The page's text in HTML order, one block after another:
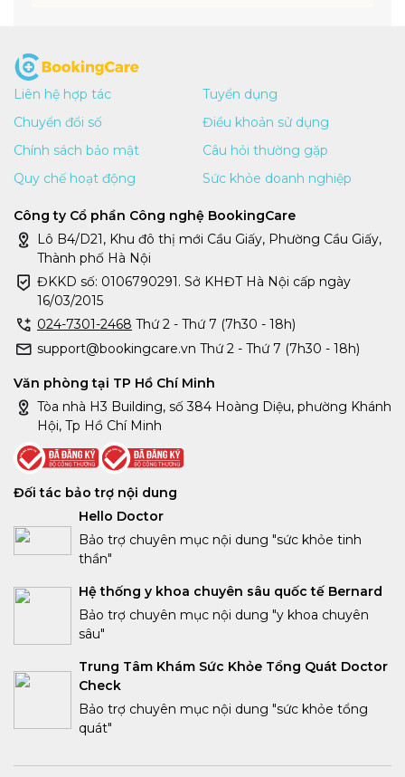
Công ty Cổ phần Công nghệ BookingCare
Lô B4/D21, Khu đô thị mới Cầu Giấy, Phường Cầu Giấy,
Thành phố Hà Nội
ĐKKD số: 0106790291. Sở KHĐT Hà Nội cấp ngày
16/03/2015
024-7301-2468 Thứ 2 - Thứ 7 (7h30 - 18h)
support@bookingcare.vn Thứ 2 - Thứ 7 (7h30 - 18h)
Văn phòng tại TP Hồ Chí Minh
Tòa nhà H3 Building, số 384 Hoàng Diệu, phường Khánh
Hội, Tp Hồ Chí Minh
Liên hệ hợp tác
Chuyển đổi số
Chính sách bảo mật
Quy chế hoạt động
Tuyển dụng
Điều khoản sử dụng
Câu hỏi thường gặp
Sức khỏe doanh nghiệp
Đối tác bảo trợ nội dung
Hello Doctor
Bảo trợ chuyên mục nội dung "sức khỏe tinh
thần"
Hệ thống y khoa chuyên sâu quốc tế Bernard
Bảo trợ chuyên mục nội dung "y khoa chuyên
sâu"
Trung Tâm Khám Sức Khỏe Tổng Quát Doctor
Check
Bảo trợ chuyên mục nội dung "sức khỏe tổng
quát"